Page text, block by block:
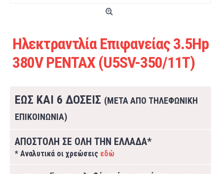
Ηλεκτραντλία Επιφανείας 3.5Hp
380V PENTAX (U5SV-350/11T)
ΕΩΣ ΚΑΙ 6 ΔΟΣΕΙΣ (ΜΕΤΑ ΑΠΟ ΤΗΛΕΦΩΝΙΚΗ
ΕΠΙΚΟΙΝΩΝΙΑ)
ΑΠΟΣΤΟΛΗ ΣΕ ΟΛΗ ΤΗΝ ΕΛΛΑΔΑ*
* Αναλυτικά οι χρεώσεις εδώ